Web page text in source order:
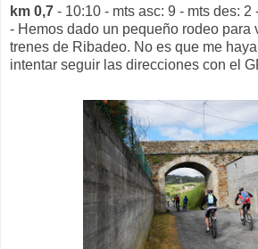
km 0,7 - 10:10 - mts asc: 9 - mts des:
- Hemos dado un pequeño rodeo para
trenes de Ribadeo. No es que me
intentar seguir las direcciones con el